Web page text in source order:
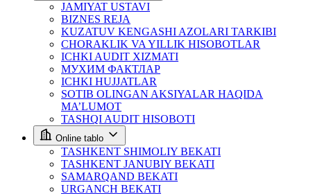
JAMIYAT USTAVI
BIZNES REJA
KUZATUV KENGASHI AZOLARI TARKIBI
CHORAKLIK VA YILLIK HISOBOTLAR
ICHKI AUDIT XIZMATI
МУХИМ ФАКТЛАР
ICHKI HUJJATLAR
SOTIB OLINGAN AKSIYALAR HAQIDA
MA’LUMOT
TASHQI AUDIT HISOBOTI
Online tablo
TASHKENT SHIMOLIY BEKATI
TASHKENT JANUBIY BEKATI
SAMARQAND BEKATI
URGANCH BEKATI